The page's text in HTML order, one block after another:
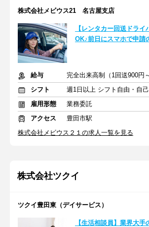
株式会社メビウス21 名古屋支店
【レンタカー回送ドラ
OK♪前日にスマホで申
給与
シフト
週1日以上 シフト自由・自
雇用形態
業務委託
アクセス
豊田市駅
株式会社メビウス２１の求人一覧を見る
株式会社ツクイ
ツクイ豊田東（デイサービス）
【生活相談員】業界大